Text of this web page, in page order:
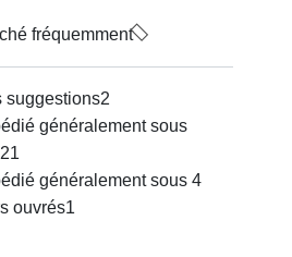
fréquemment
suggestions2
généralement sous
21
généralement sous 4
ouvrés1